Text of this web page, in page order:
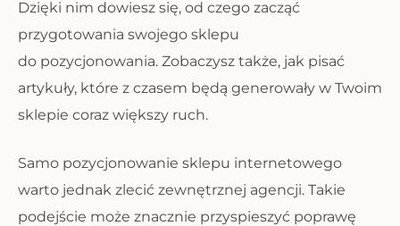
Dzięki nim dowiesz się, od czego zacząć
przygotowania swojego sklepu
do pozycjonowania. Zobaczysz także, jak pisać
artykuły, które z czasem będą generowały w Twoim
sklepie coraz większy ruch.
Samo pozycjonowanie sklepu internetowego
warto jednak zlecić zewnętrznej agencji. Takie
podejście może znacznie przyspieszyć poprawę